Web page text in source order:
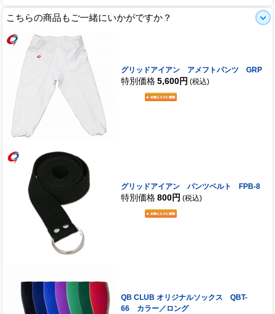
こちらの商品もご一緒にいかがですか？
グリッドアイアン アメフトパンツ GRP
特別価格 5,600円 (税込)
グリッドアイアン パンツベルト FPB-8
特別価格 800円 (税込)
QB CLUB オリジナルソックス QBT-
66 カラー／ロング